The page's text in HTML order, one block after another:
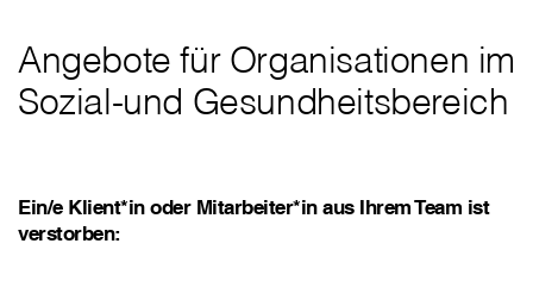
Angebote für Organisationen im
Sozial-und Gesundheitsbereich
Ein/e Klient*in oder Mitarbeiter*in aus Ihrem Team ist
verstorben: